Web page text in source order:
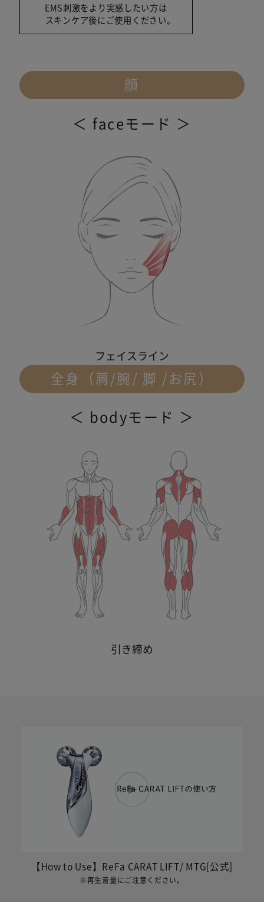
EMS刺激をより実感したい方は
スキンケア後にご使用ください。
顔
＜ faceモード ＞
フェイスライン
全身（肩/腕/ 脚 /お尻）
＜ bodyモード ＞
引き締め
【How to Use】ReFa CARAT LIFT/ MTG[公式]
※再生音量にご注意ください。